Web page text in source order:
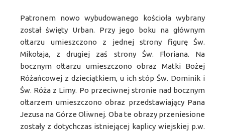
Patronem nowo wybudowanego kościoła wybrany
został święty Urban. Przy jego boku na głównym
ołtarzu umieszczono z jednej strony figurę Św.
Mikołaja, z drugiej zaś strony Św. Floriana. Na
bocznym ołtarzu umieszczono obraz Matki Bożej
Różańcowej z dzieciątkiem, u ich stóp Św. Dominik i
Św. Róża z Limy. Po przeciwnej stronie nad bocznym
ołtarzem umieszczono obraz przedstawiający Pana
Jezusa na Górze Oliwnej. Oba te obrazy przeniesione
zostały z dotychczas istniejącej kaplicy wiejskiej p.w.